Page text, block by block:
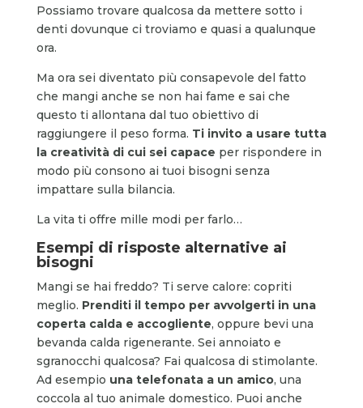
Possiamo trovare qualcosa da mettere sotto i
denti dovunque ci troviamo e quasi a qualunque
ora.
Ma ora sei diventato più consapevole del fatto
che mangi anche se non hai fame e sai che
questo ti allontana dal tuo obiettivo di
raggiungere il peso forma. Ti invito a usare tutta
la creatività di cui sei capace per rispondere in
modo più consono ai tuoi bisogni senza
impattare sulla bilancia.
La vita ti offre mille modi per farlo…
Esempi di risposte alternative ai
bisogni
Mangi se hai freddo? Ti serve calore: copriti
meglio. Prenditi il tempo per avvolgerti in una
coperta calda e accogliente, oppure bevi una
bevanda calda rigenerante. Sei annoiato e
sgranocchi qualcosa? Fai qualcosa di stimolante.
Ad esempio una telefonata a un amico, una
coccola al tuo animale domestico. Puoi anche